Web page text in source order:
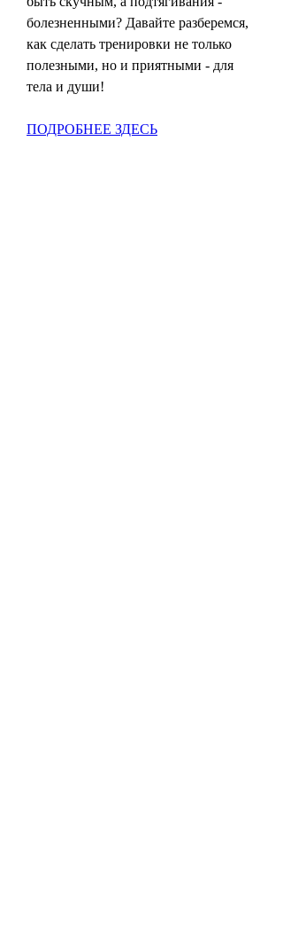
болезненными? Давайте разберемся,
как сделать тренировки не только
полезными, но и приятными - для
тела и души!
ПОДРОБНЕЕ ЗДЕСЬ